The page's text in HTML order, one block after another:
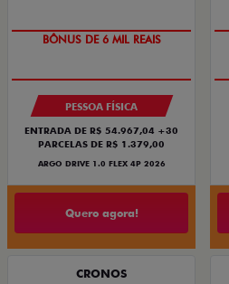
BÔNUS DE 6 MIL REAIS
PESSOA FÍSICA
ENTRADA DE R$ 54.967,04 +30
PARCELAS DE R$ 1.379,00
ARGO DRIVE 1.0 FLEX 4P 2026
Quero agora!
CRONOS